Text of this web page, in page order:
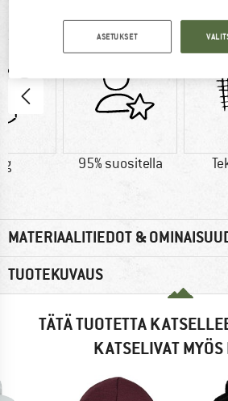
YHDELLÄ
g 95% suositella
MATERIAALITIEDOT &
TUOTEKUVAUS
TÄTÄ TUOTETTA
KATSELIVAT MYÖS
ASETUKSET